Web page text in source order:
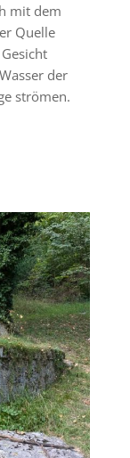
mit dem
Quelle
der
strömen.